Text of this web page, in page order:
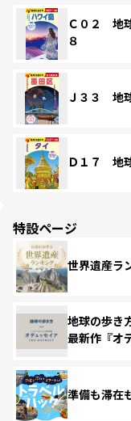
Ｃ０２ 地
８
Ｊ３３ 地
Ｄ１７ 地
特設ページ
世界遺産ラ
地球の歩き
最新作『オ
準備も滞在